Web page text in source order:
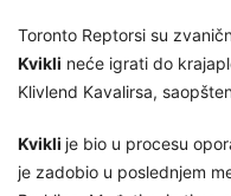
Toronto Reptorsi su
Kvikli neće igrati do
Klivlend Kavalirsa,
Kvikli je bio u procesu
je zadobio u poslednjem